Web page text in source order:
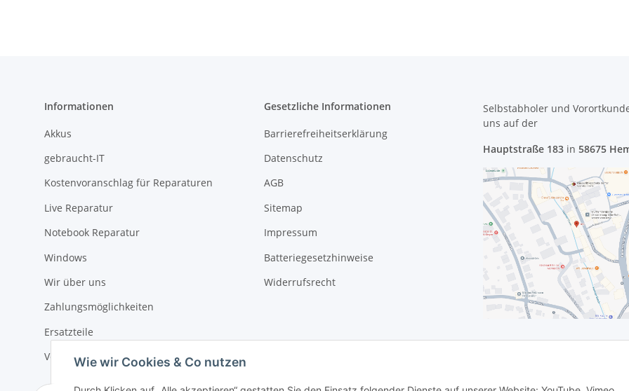
Wie wir Cookies & Co nutzen
Informationen
Akkus
gebraucht-IT
Kostenvoranschlag für Reparaturen
Live Reparatur
Notebook Reparatur
Windows
Wir über uns
Zahlungsmöglichkeiten
Ersatzteile
Versandinformationen
Gesetzliche Informationen
Barrierefreiheitserklärung
Datenschutz
AGB
Sitemap
Impressum
Batteriegesetzhinweise
Widerrufsrecht
Selbstabholer und
uns auf der
Hauptstraße 183 in 58675